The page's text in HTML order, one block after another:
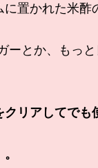
置かれた米酢
ーとか、もっ
リアしてでも